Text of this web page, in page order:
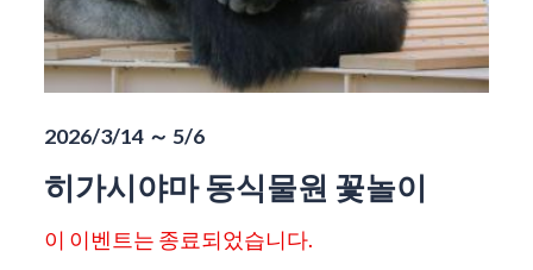
2026/3/14 ～ 5/6
히가시야마 동식물원 꽃놀이
이 이벤트는 종료되었습니다.